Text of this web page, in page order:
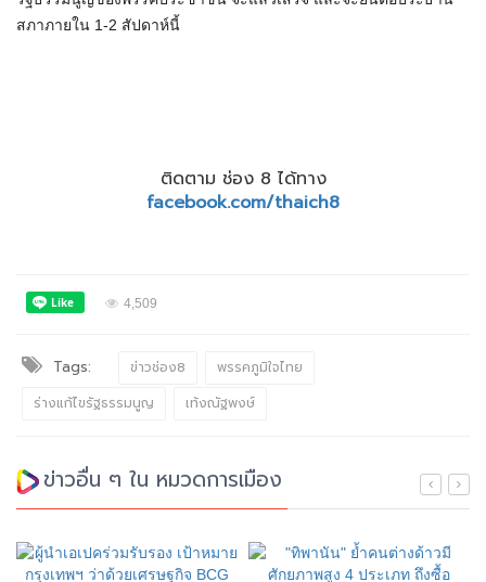
สภาภายใน 1-2 สัปดาห์นี้
ติดตาม ช่อง 8 ได้ทาง
facebook.com/thaich8
4,509
Tags: ข่าวช่อง8
พรรคภูมิใจไทย
ร่างแก้ไขรัฐธรรมนูญ
เท้งณัฐพงษ์
ข่าวอื่น ๆ ใน หมวดการเมือง